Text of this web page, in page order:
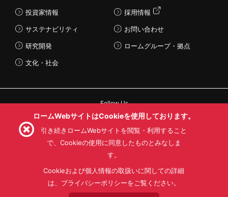
投資家情報
サステナビリティ
研究開発
文化・社会
採用情報
お問い合わせ
ロームグループ・拠点
Follow Us
利用目的
プライバシーポリシー
サイトマップ
ローム製品の販売に関する標準契約条件書(PDF)
ロームWebサイトはCookieを使用しております。
引き続きロームWebサイトを閲覧・利用すること
で、Cookieの使用に同意したものとみなしま
す。
Cookieおよび個人情報の取扱いに関しての詳細
は、プライバシーポリシーをご覧ください。